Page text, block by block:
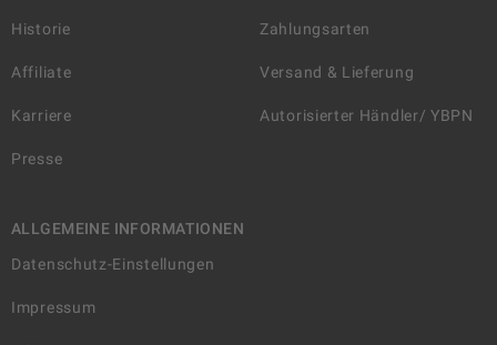
Historie
Affiliate
Karriere
Presse
Zahlungsarten
Versand & Lieferung
Autorisierter Händler/ YBPN
ALLGEMEINE INFORMATIONEN
Datenschutz-Einstellungen
Impressum